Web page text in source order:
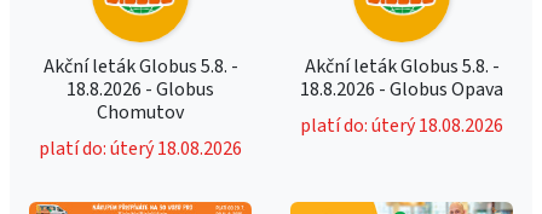
Akční leták Globus 5.8. -
18.8.2026 - Globus
Chomutov
platí do: úterý 18.08.2026
Akční leták Globus 5.8. -
18.8.2026 - Globus Opava
platí do: úterý 18.08.2026